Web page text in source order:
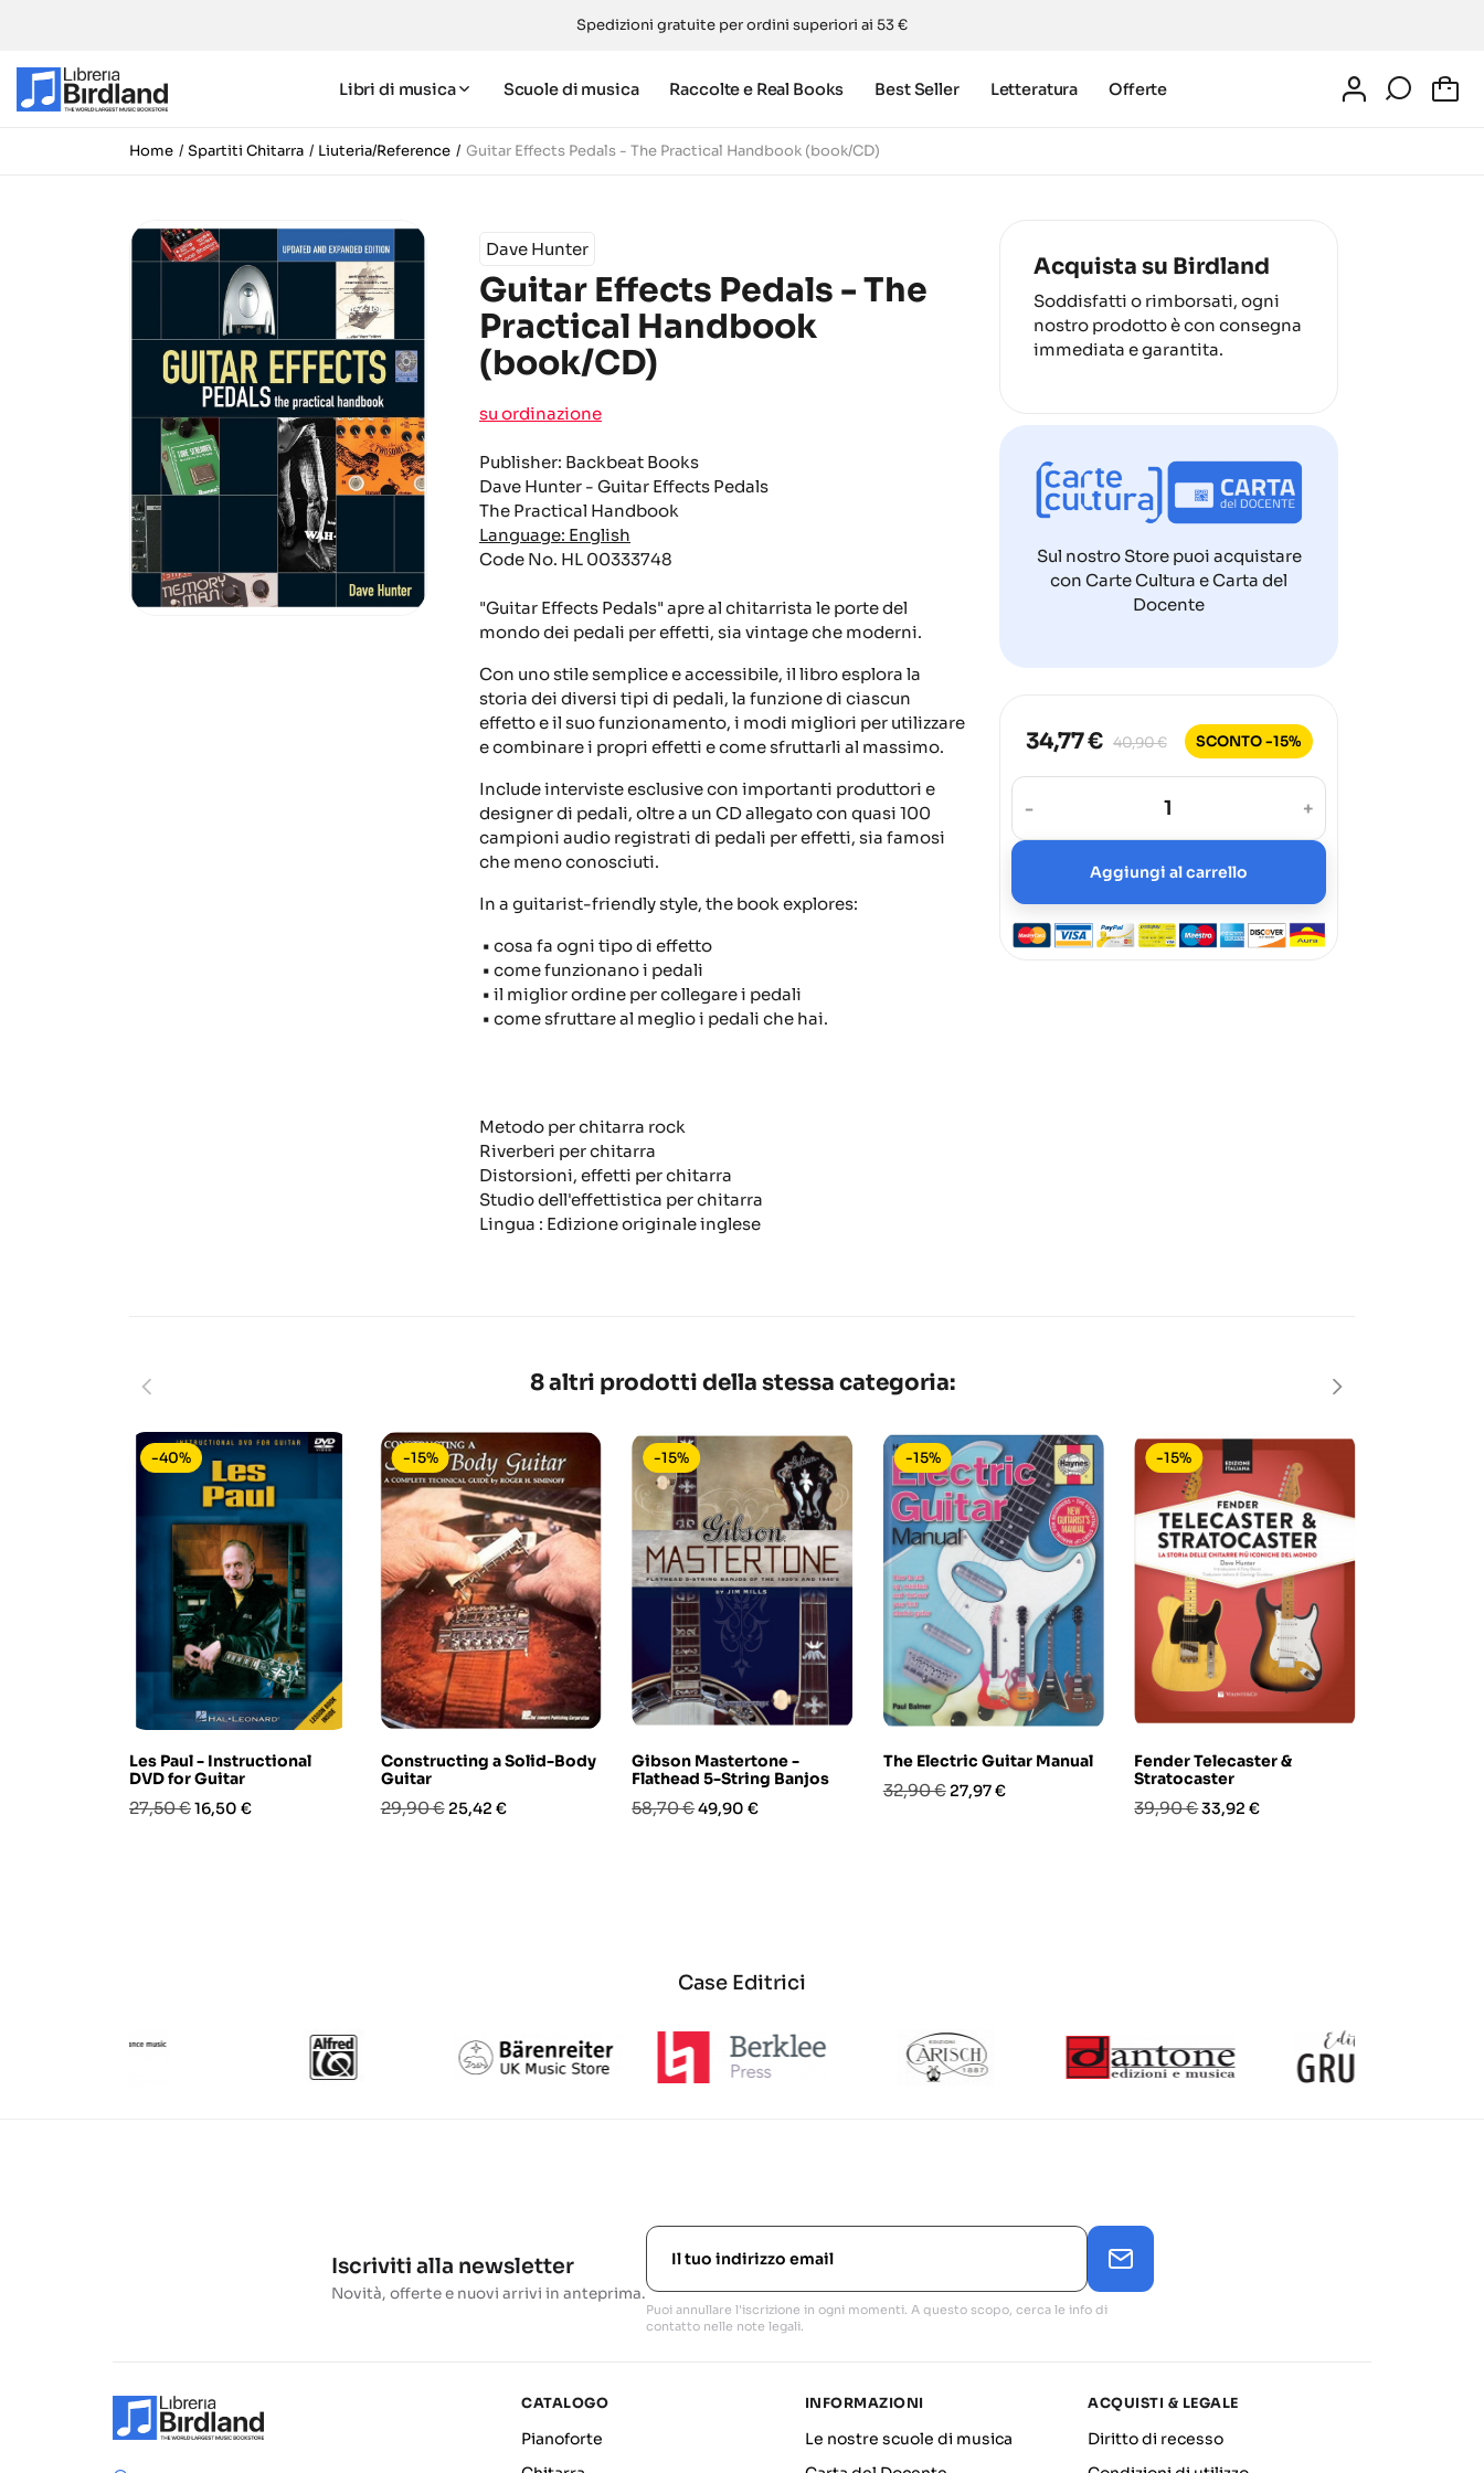
Spedizioni gratuite per ordini superiori ai 53 €
Libri di musica Scuole di musica Raccolte e Real Books Best Seller Letteratura Offerte
Home Spartiti Chitarra Liuteria/Reference Guitar Effects Pedals - The Practical Handbook (book/CD)
Dave Hunter
Guitar Effects Pedals - The
Practical Handbook
(book/CD)
su ordinazione
Publisher: Backbeat Books
Dave Hunter - Guitar Effects Pedals
The Practical Handbook
Language: English
Code No. HL 00333748
"Guitar Effects Pedals" apre al chitarrista le porte del
mondo dei pedali per effetti, sia vintage che moderni.
Con uno stile semplice e accessibile, il libro esplora la
storia dei diversi tipi di pedali, la funzione di ciascun
effetto e il suo funzionamento, i modi migliori per utilizzare
e combinare i propri effetti e come sfruttarli al massimo.
Include interviste esclusive con importanti produttori e
designer di pedali, oltre a un CD allegato con quasi 100
campioni audio registrati di pedali per effetti, sia famosi
che meno conosciuti.
In a guitarist-friendly style, the book explores:
• cosa fa ogni tipo di effetto
• come funzionano i pedali
• il miglior ordine per collegare i pedali
• come sfruttare al meglio i pedali che hai.
Metodo per chitarra rock
Riverberi per chitarra
Distorsioni, effetti per chitarra
Studio dell'effettistica per chitarra
Lingua : Edizione originale inglese
Acquista su Birdland
Soddisfatti o rimborsati, ogni
nostro prodotto è con consegna
immediata e garantita.
Sul nostro Store puoi acquistare
con Carte Cultura e Carta del
Docente
34,77 € 40,90 € SCONTO -15%
- +
Aggiungi al carrello
8 altri prodotti della stessa categoria:
Les Paul - Instructional
DVD for Guitar
Prezzo
27,50 €Prezzo
16,50 €
-40%
Constructing a Solid-Body
Guitar
Prezzo
29,90 € Prezzo
25,42 €
-15%
Gibson Mastertone -
Flathead 5-String Banjos
Prezzo
58,70 €Prezzo
49,90 €
-15%
The Electric Guitar Manual
Prezzo
32,90 € Prezzo
27,97 €
-15%
Fender Telecaster &
Stratocaster
Prezzo
39,90 €Prezzo
33,92 €
-15%
Case Editrici
Iscriviti alla newsletter
Novità, offerte e nuovi arrivi in anteprima.
Puoi annullare l'iscrizione in ogni momenti. A questo scopo, cerca le info di
contatto nelle note legali.
CATALOGO
Pianoforte
INFORMAZIONI
Le nostre scuole di musica
ACQUISTI & LEGALE
Diritto di recesso